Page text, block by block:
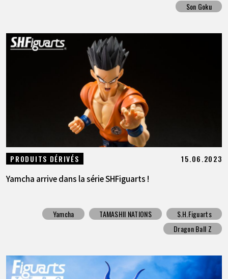
Son Goku
PRODUITS DÉRIVÉS 15.06.2023
Yamcha arrive dans la série SHFiguarts !
Yamcha TAMASHII NATIONS
S.H.Figuarts
Dragon Ball Z